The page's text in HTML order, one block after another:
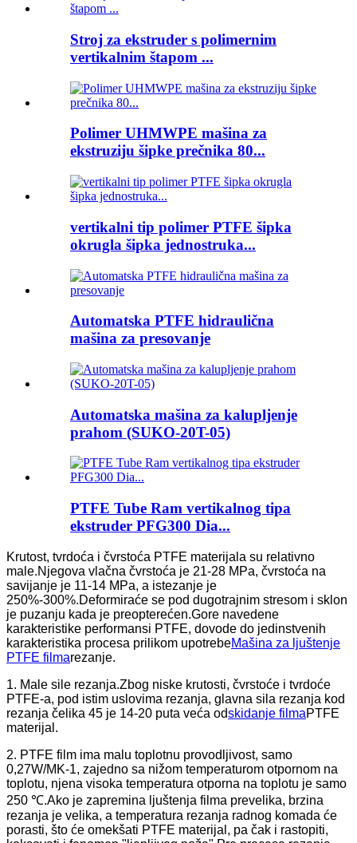
Stroj za ekstruder s polimernim
vertikalnim štapom ...
Polimer UHMWPE mašina za
ekstruziju šipke prečnika 80...
vertikalni tip polimer PTFE šipka
okrugla šipka jednostruka...
Automatska PTFE hidraulična
mašina za presovanje
Automatska mašina za kalupljenje
prahom (SUKO-20T-05)
PTFE Tube Ram vertikalnog tipa
ekstruder PFG300 Dia...
Krutost, tvrdoća i čvrstoća PTFE materijala su relativno
male.Njegova vlačna čvrstoća je 21-28 MPa, čvrstoća na
savijanje je 11-14 MPa, a istezanje je
250%-300%.Deformiraće se pod dugotrajnim stresom i sklon
je puzanju kada je preopterećen.Gore navedene
karakteristike performansi PTFE, dovode do jedinstvenih
karakteristika procesa prilikom upotrebeMašina za ljuštenje
PTFE filmarezanje.
1. Male sile rezanja.Zbog niske krutosti, čvrstoće i tvrdoće
PTFE-a, pod istim uslovima rezanja, glavna sila rezanja kod
rezanja čelika 45 je 14-20 puta veća odskidanje filmaPTFE
materijal.
2. PTFE film ima malu toplotnu provodljivost, samo
0,27W/MK-1, zajedno sa nižom temperaturom otpornom na
toplotu, njena visoka temperatura otporna na toplotu je samo
250 ℃.Ako je zapremina ljuštenja filma prevelika, brzina
rezanja je velika, a temperatura rezanja radnog komada će
porasti, što će omekšati PTFE materijal, pa čak i rastopiti,